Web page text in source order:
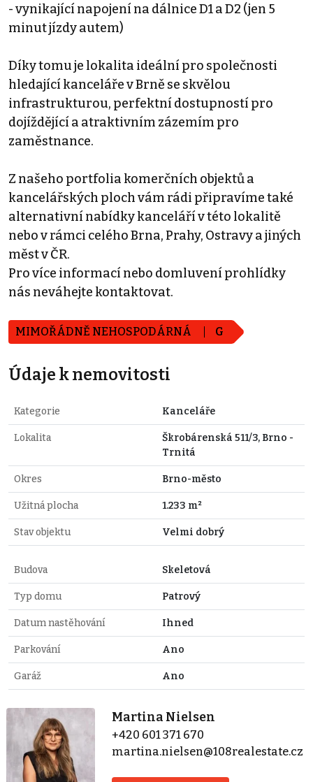
- vynikající napojení na dálnice D1 a D2 (jen 5
minut jízdy autem)
Díky tomu je lokalita ideální pro společnosti
hledající kanceláře v Brně se skvělou
infrastrukturou, perfektní dostupností pro
dojíždějící a atraktivním zázemím pro
zaměstnance.
Z našeho portfolia komerčních objektů a
kancelářských ploch vám rádi připravíme také
alternativní nabídky kanceláří v této lokalitě
nebo v rámci celého Brna, Prahy, Ostravy a jiných
měst v ČR.
Pro více informací nebo domluvení prohlídky
nás neváhejte kontaktovat.
MIMOŘÁDNĚ NEHOSPODÁRNÁ G
Údaje k nemovitosti
Kategorie Kanceláře
Lokalita
Škrobárenská 511/3, Brno -
Trnitá
Okres Brno-město
Užitná plocha 1.233 m²
Stav objektu Velmi dobrý
Budova Skeletová
Typ domu Patrový
Datum nastěhování Ihned
Parkování Ano
Garáž Ano
Martina Nielsen
+420 601 371 670
martina.nielsen@108realestate.cz